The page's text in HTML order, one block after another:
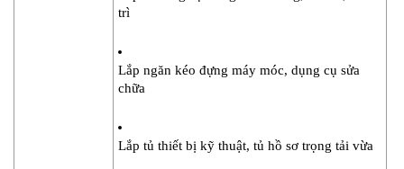
trì
Lắp ngăn kéo đựng máy móc, dụng cụ sửa
chữa
Lắp tủ thiết bị kỹ thuật, tủ hồ sơ trọng tải vừa